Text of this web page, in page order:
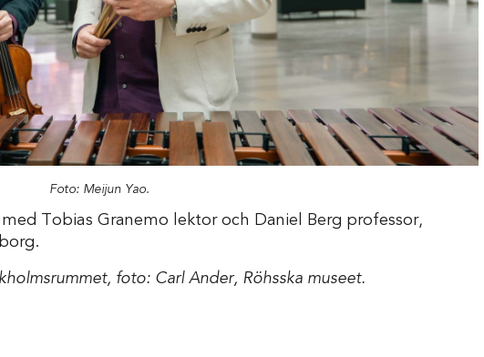
Foto: Meijun Yao.
Tobias Granemo lektor och Daniel Berg professor,
foto: Carl Ander, Röhsska museet.